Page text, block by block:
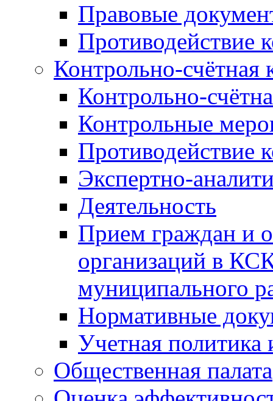
Правовые
Противодействие
Контрольно-счётная
Контрольно-
Контрольные
Противодействие
Экспертно-
Деятельность
Прием граждан и
организаций в
муниципального
Нормативные
Учетная политика
Общественная палата